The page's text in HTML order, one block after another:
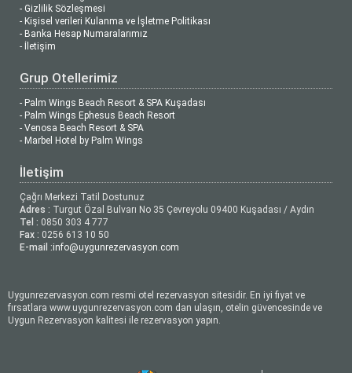
- Gizlilik Sözleşmesi
- Kişisel verileri Kulanma ve İşletme Politikası
- Banka Hesap Numaralarımız
- İletişim
Grup Otellerimiz
- Palm Wings Beach Resort & SPA Kuşadası
- Palm Wings Ephesus Beach Resort
- Venosa Beach Resort & SPA
- Marbel Hotel by Palm Wings
İletişim
Çağrı Merkezi Tatil Dostunuz
Adres : Turgut Özal Bulvarı No 35 Çevreyolu 09400 Kuşadası / Aydın
Tel : 0850 303 4 777
Fax : 0256 613 10 50
E-mail :info@uygunrezervasyon.com
Uygunrezervasyon.com resmi otel rezervasyon sitesidir. En iyi fiyat ve
fırsatlara www.uygunrezervasyon.com dan ulaşın, otelin güvencesinde ve
Uygun Rezervasyon kalitesi ile rezervasyon yapın.